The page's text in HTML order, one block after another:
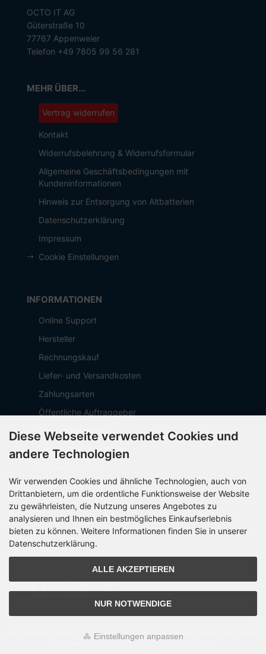
OCTO IT AG
Güterstraße 10
77767 Appenweier
Telefon +49 7805 99 56 281
MEHR ÜBER...
Vertrag widerrufen
Kontakt
Widerrufsbelehrung & Widerrufsformular
Allgemeine Geschäftsbedingungen mit
Kundeninformationen
Hinweis zur Entsorgung von Altbatterien
Datenschutzerklärung
Impressum
Cookie Einstellungen
INFORMATIONEN
Online Support
Hersteller
Rechnungskauf
Liefer- und Versandkosten
Zahlungsarten
Öffentliche Auftraggeber
Geschäftskunden
Beschaffungsplattform
Über OCTO IT
Sitemap
PARTNER
Alle Preise inkl. gesetzl. MwSt. zzgl.Versandkosten
Diese Webseite verwendet Cookies und
andere Technologien
Wir verwenden Cookies und ähnliche Technologien, auch von
Drittanbietern, um die ordentliche Funktionsweise der Website
zu gewährleisten, die Nutzung unseres Angebotes zu
analysieren und Ihnen ein bestmögliches Einkaufserlebnis
bieten zu können. Weitere Informationen finden Sie in unserer
Datenschutzerklärung.
ALLE AKZEPTIEREN
NUR NOTWENDIGE
Einstellungen anpassen